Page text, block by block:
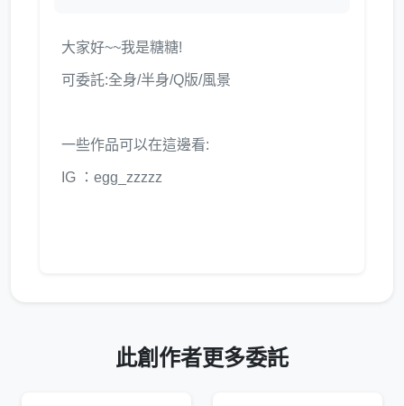
大家好~~我是糖糖!
可委託:全身/半身/Q版/風景
一些作品可以在這邊看:
IG ：egg_zzzzz
此創作者更多委託